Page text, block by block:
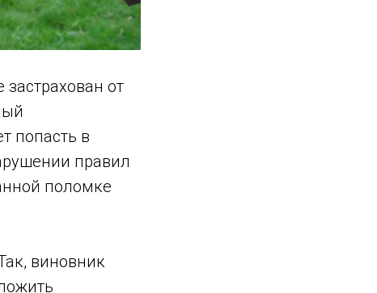
от
попасть в
правил
поломке
виновник